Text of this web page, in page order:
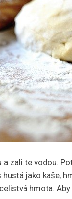
zalijte vodou.
jako kaše,
hmota.